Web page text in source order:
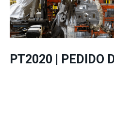
PT2020 | PEDIDO